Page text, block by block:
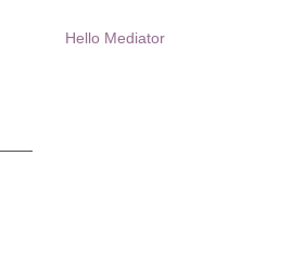
Hello Mediator